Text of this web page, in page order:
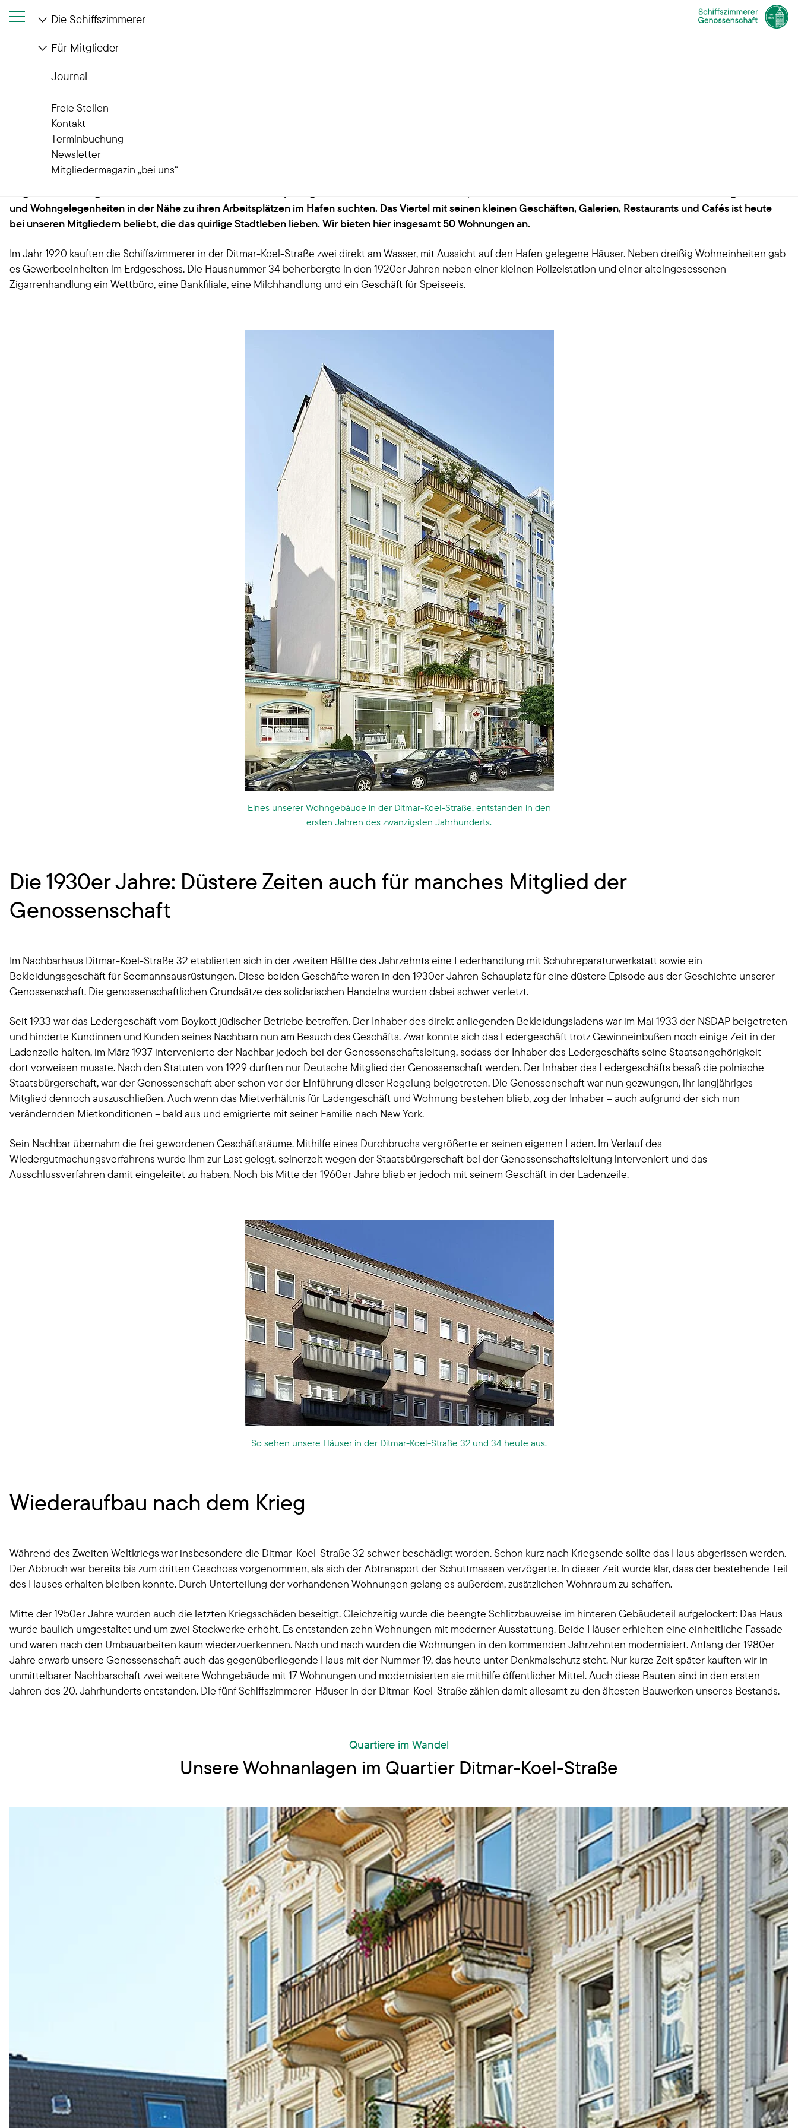
Die Schiffszimmerer
Für Mitglieder
Journal
Freie Stellen
Kontakt
Terminbuchung
Newsletter
Mitgliedermagazin „bei uns“
Startseite
Die Schiffszimmerer Wohnanlagen
Portugiesenviertel: Wohnen an der Waterkant
Nur wenige Gehminuten von den Landungsbrücken und vom Hamburger Hafen entfernt stoßen Einheimische und Touristen auf ein bunt gemischtes Hafendorf. Das
und Wohngelegenheiten in der Nähe zu ihren Arbeitsplätzen im Hafen suchten. Das Viertel mit seinen kleinen Geschäften, Galerien, Restaurants und Cafés ist heute
bei unseren Mitgliedern beliebt, die das quirlige Stadtleben lieben. Wir bieten hier insgesamt 50 Wohnungen an.
Im Jahr 1920 kauften die Schiffszimmerer in der Ditmar-Koel-Straße zwei direkt am Wasser, mit Aussicht auf den Hafen gelegene Häuser. Neben dreißig Wohneinheiten gab
es Gewerbeeinheiten im Erdgeschoss. Die Hausnummer 34 beherbergte in den 1920er Jahren neben einer kleinen Polizeistation und einer alteingesessenen
Zigarrenhandlung ein Wettbüro, eine Bankfiliale, eine Milchhandlung und ein Geschäft für Speiseeis.
Eines unserer Wohngebäude in der Ditmar-Koel-Straße, entstanden in den
ersten Jahren des zwanzigsten Jahrhunderts.
Die 1930er Jahre: Düstere Zeiten auch für manches Mitglied der
Genossenschaft
Im Nachbarhaus Ditmar-Koel-Straße 32 etablierten sich in der zweiten Hälfte des Jahrzehnts eine Lederhandlung mit Schuhreparaturwerkstatt sowie ein
Bekleidungsgeschäft für Seemannsausrüstungen. Diese beiden Geschäfte waren in den 1930er Jahren Schauplatz für eine düstere Episode aus der Geschichte unserer
Genossenschaft. Die genossenschaftlichen Grundsätze des solidarischen Handelns wurden dabei schwer verletzt.
Seit 1933 war das Ledergeschäft vom Boykott jüdischer Betriebe betroffen. Der Inhaber des direkt anliegenden Bekleidungsladens war im Mai 1933 der NSDAP beigetreten
und hinderte Kundinnen und Kunden seines Nachbarn nun am Besuch des Geschäfts. Zwar konnte sich das Ledergeschäft trotz Gewinneinbußen noch einige Zeit in der
Ladenzeile halten, im März 1937 intervenierte der Nachbar jedoch bei der Genossenschaftsleitung, sodass der Inhaber des Ledergeschäfts seine Staatsangehörigkeit
dort vorweisen musste. Nach den Statuten von 1929 durften nur Deutsche Mitglied der Genossenschaft werden. Der Inhaber des Ledergeschäfts besaß die polnische
Staatsbürgerschaft, war der Genossenschaft aber schon vor der Einführung dieser Regelung beigetreten. Die Genossenschaft war nun gezwungen, ihr langjähriges
Mitglied dennoch auszuschließen. Auch wenn das Mietverhältnis für Ladengeschäft und Wohnung bestehen blieb, zog der Inhaber – auch aufgrund der sich nun
verändernden Mietkonditionen – bald aus und emigrierte mit seiner Familie nach New York.
Sein Nachbar übernahm die frei gewordenen Geschäftsräume. Mithilfe eines Durchbruchs vergrößerte er seinen eigenen Laden. Im Verlauf des
Wiedergutmachungsverfahrens wurde ihm zur Last gelegt, seinerzeit wegen der Staatsbürgerschaft bei der Genossenschaftsleitung interveniert und das
Ausschlussverfahren damit eingeleitet zu haben. Noch bis Mitte der 1960er Jahre blieb er jedoch mit seinem Geschäft in der Ladenzeile.
So sehen unsere Häuser in der Ditmar-Koel-Straße 32 und 34 heute aus.
Wiederaufbau nach dem Krieg
Während des Zweiten Weltkriegs war insbesondere die Ditmar-Koel-Straße 32 schwer beschädigt worden. Schon kurz nach Kriegsende sollte das Haus abgerissen werden.
Der Abbruch war bereits bis zum dritten Geschoss vorgenommen, als sich der Abtransport der Schuttmassen verzögerte. In dieser Zeit wurde klar, dass der bestehende Teil
des Hauses erhalten bleiben konnte. Durch Unterteilung der vorhandenen Wohnungen gelang es außerdem, zusätzlichen Wohnraum zu schaffen.
Mitte der 1950er Jahre wurden auch die letzten Kriegsschäden beseitigt. Gleichzeitig wurde die beengte Schlitzbauweise im hinteren Gebäudeteil aufgelockert: Das Haus
wurde baulich umgestaltet und um zwei Stockwerke erhöht. Es entstanden zehn Wohnungen mit moderner Ausstattung. Beide Häuser erhielten eine einheitliche Fassade
und waren nach den Umbauarbeiten kaum wiederzuerkennen. Nach und nach wurden die Wohnungen in den kommenden Jahrzehnten modernisiert. Anfang der 1980er
Jahre erwarb unsere Genossenschaft auch das gegenüberliegende Haus mit der Nummer 19, das heute unter Denkmalschutz steht. Nur kurze Zeit später kauften wir in
unmittelbarer Nachbarschaft zwei weitere Wohngebäude mit 17 Wohnungen und modernisierten sie mithilfe öffentlicher Mittel. Auch diese Bauten sind in den ersten
Jahren des 20. Jahrhunderts entstanden. Die fünf Schiffszimmerer-Häuser in der Ditmar-Koel-Straße zählen damit allesamt zu den ältesten Bauwerken unseres Bestands.
Quartiere im Wandel
Unsere Wohnanlagen im Quartier Ditmar-Koel-Straße